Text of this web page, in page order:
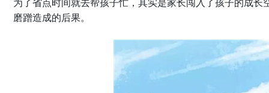
为了省点时间就去帮孩子忙，其实是家长闯入了孩子的成
磨蹭造成的后果。